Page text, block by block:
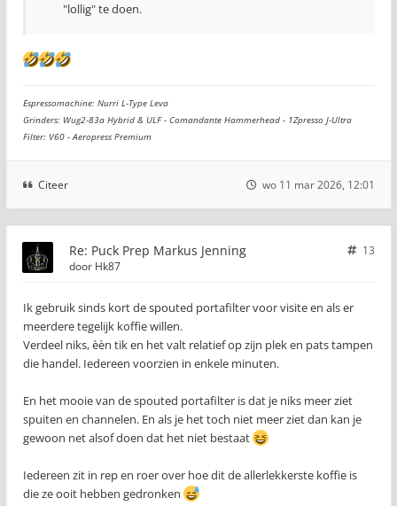
"lollig" te doen.
Espressomachine: Nurri L-Type Leva
Grinders: Wug2-83a Hybrid & ULF - Comandante Hammerhead - 1Zpresso J-Ultra
Filter: V60 - Aeropress Premium
Citeer wo 11 mar 2026, 12:01
Re: Puck Prep Markus Jenning
13
door Hk87
Ik gebruik sinds kort de spouted portafilter voor visite en als er
meerdere tegelijk koffie willen.
Verdeel niks, èèn tik en het valt relatief op zijn plek en pats tampen
die handel. Iedereen voorzien in enkele minuten.
En het mooie van de spouted portafilter is dat je niks meer ziet
spuiten en channelen. En als je het toch niet meer ziet dan kan je
gewoon net alsof doen dat het niet bestaat
Iedereen zit in rep en roer over hoe dit de allerlekkerste koffie is
die ze ooit hebben gedronken